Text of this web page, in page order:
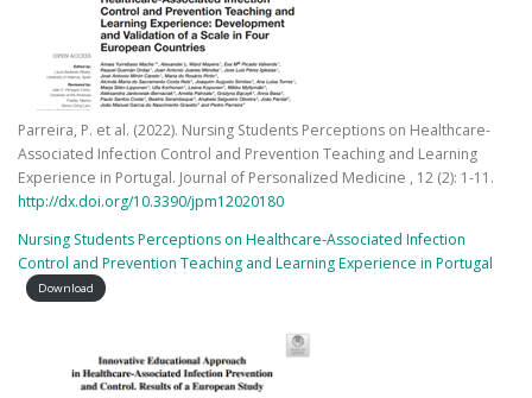
Parreira, P. et al. (2022). Nursing Students Perceptions on Healthcare-
Associated Infection Control and Prevention Teaching and Learning
Experience in Portugal. Journal of Personalized Medicine , 12 (2): 1-11.
http://dx.doi.org/10.3390/jpm12020180
Nursing Students Perceptions on Healthcare-Associated Infection
Control and Prevention Teaching and Learning Experience in Portugal
Download